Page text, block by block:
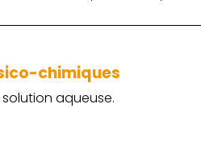
chimiques
aqueuse.